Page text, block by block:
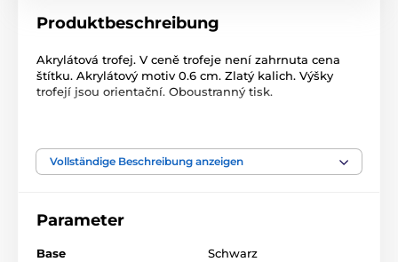
Produktbeschreibung
Akrylátová trofej. V ceně trofeje není zahrnuta cena
štítku. Akrylátový motiv 0.6 cm. Zlatý kalich. Výšky
trofejí jsou orientační. Oboustranný tisk.
NEWS Auszeichnungen nach Thema
Vollständige Beschreibung anzeigen
Parameter
Base Schwarz